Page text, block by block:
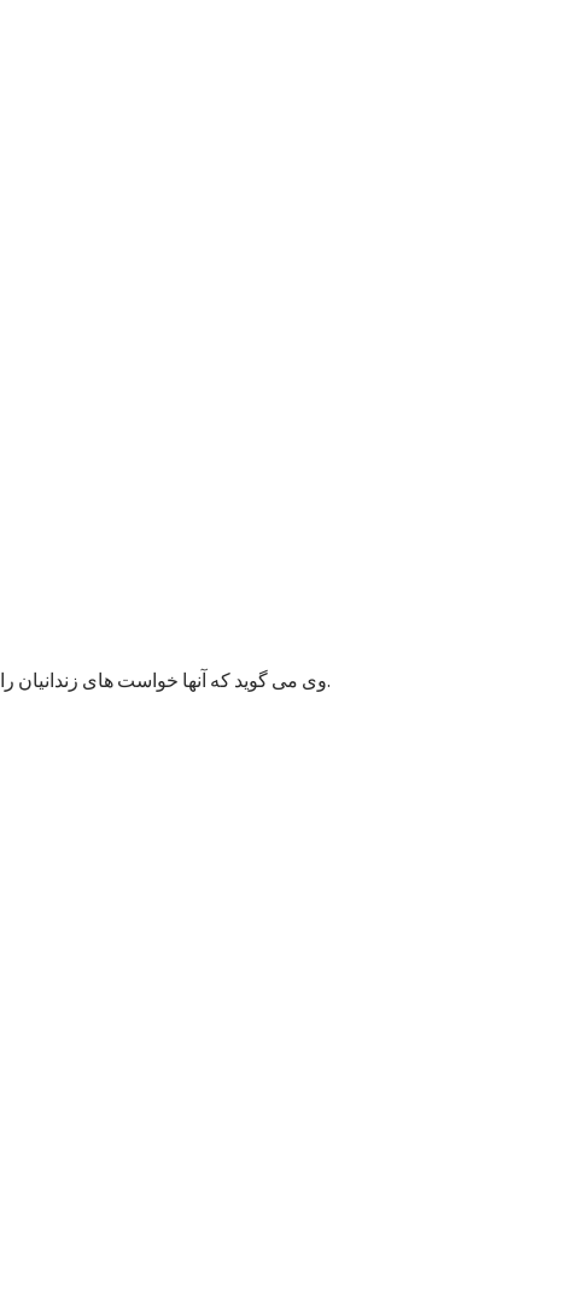
وی می گوید که آنها خواست های زندانیان را به مسئولان پایتخت انتقال داده اند و امیدوارند به این قضیه زودتر رسیدگی شود زیرا ممکن وضعیت بهداشتی شماری از زندانیان خراب شود.